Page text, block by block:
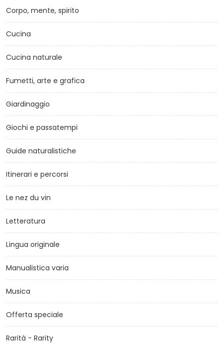
Corpo, mente, spirito
Cucina
Cucina naturale
Fumetti, arte e grafica
Giardinaggio
Giochi e passatempi
Guide naturalistiche
Itinerari e percorsi
Le nez du vin
Letteratura
Lingua originale
Manualistica varia
Musica
Offerta speciale
Rarità - Rarity